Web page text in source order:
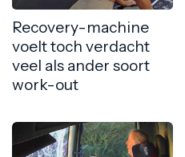
Recovery-machine
voelt toch verdacht
veel als ander soort
work-out